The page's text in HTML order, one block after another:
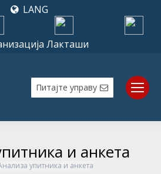
LANG
Питајте управу
и анкета
упитника и анкета